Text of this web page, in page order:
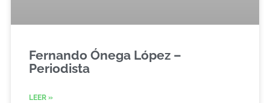
Fernando Ónega López –
Periodista
LEER »